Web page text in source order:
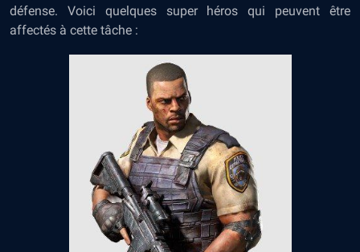
défense. Voici quelques super héros qui peuvent être
affectés à cette tâche :